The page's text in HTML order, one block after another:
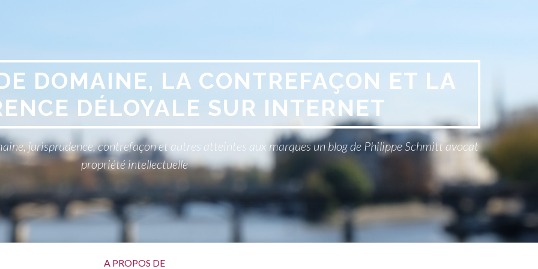
DOMAINE, LA CONTREFAÇON ET LA
DÉLOYALE SUR INTERNET
jurisprudence, contrefaçon et autres atteintes aux marques un blog de Philippe Schmitt avocat
propriété intellectuelle
A PROPOS DE